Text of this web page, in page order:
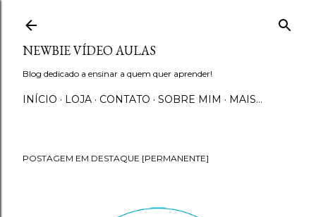
NEWBIE VÍDEO AULAS
Blog dedicado a ensinar a quem quer aprender!
INÍCIO LOJA CONTATO SOBRE MIM MAIS…
POSTAGEM EM DESTAQUE [PERMANENTE]